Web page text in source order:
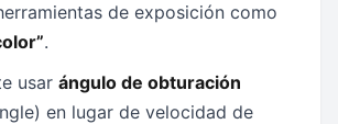
de exposición como
.
usar ángulo de obturación
en lugar de velocidad de